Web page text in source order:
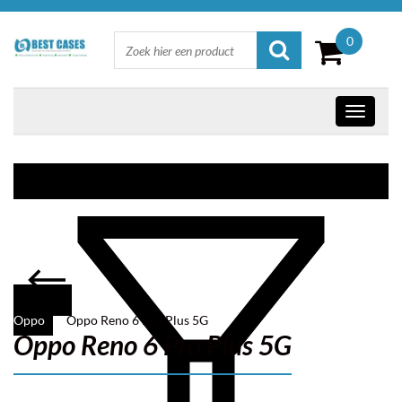
0
Oppo Oppo Reno 6 Pro Plus 5G
Oppo Reno 6 Pro Plus 5G